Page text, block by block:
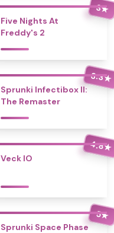
3★
Five Nights At
Freddy's 2
3.3★
Sprunki Infectibox II:
The Remaster
4.8★
Veck IO
5★
Sprunki Space Phase